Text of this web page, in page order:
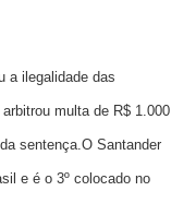
a ilegalidade das
multa de R$ 1.000
sentença.O Santander
e é o 3º colocado no